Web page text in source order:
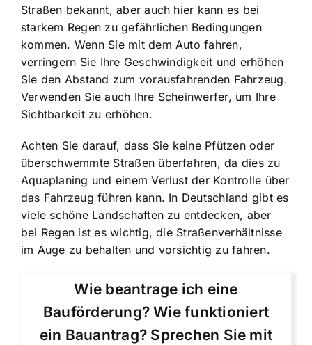
Straßen bekannt, aber auch hier kann es bei
starkem Regen zu gefährlichen Bedingungen
kommen. Wenn Sie mit dem Auto fahren,
verringern Sie Ihre Geschwindigkeit und erhöhen
Sie den Abstand zum vorausfahrenden Fahrzeug.
Verwenden Sie auch Ihre Scheinwerfer, um Ihre
Sichtbarkeit zu erhöhen.
Achten Sie darauf, dass Sie keine Pfützen oder
überschwemmte Straßen überfahren, da dies zu
Aquaplaning und einem Verlust der Kontrolle über
das Fahrzeug führen kann. In Deutschland gibt es
viele schöne Landschaften zu entdecken, aber
bei Regen ist es wichtig, die Straßenverhältnisse
im Auge zu behalten und vorsichtig zu fahren.
Wie beantrage ich eine
Bauförderung? Wie funktioniert
ein Bauantrag? Sprechen Sie mit